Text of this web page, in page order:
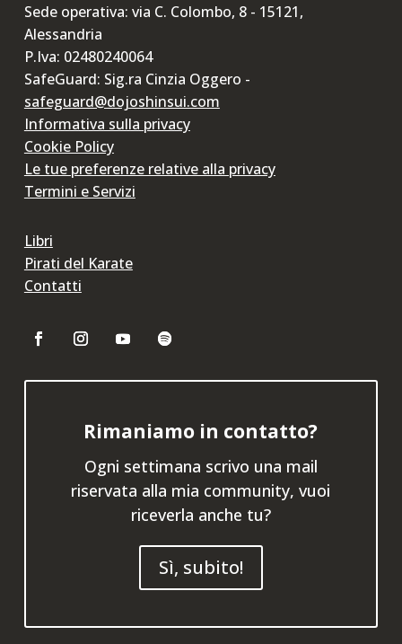
Sede operativa: via C. Colombo, 8 - 15121,
Alessandria
P.Iva: 02480240064
SafeGuard: Sig.ra Cinzia Oggero -
safeguard@dojoshinsui.com
Informativa sulla privacy
Cookie Policy
Le tue preferenze relative alla privacy
Termini e Servizi
Libri
Pirati del Karate
Contatti
Rimaniamo in contatto?
Ogni settimana scrivo una mail
riservata alla mia community, vuoi
riceverla anche tu?
Sì, subito!